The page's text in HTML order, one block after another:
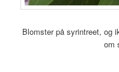
Blomster på syrintreet, og
om